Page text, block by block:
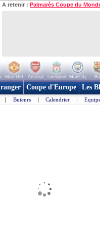
A retenir : Palmarès Coupe du
Man Utd Arsenal Liverpool ManCity
Coupe d'Europe Les
| Buteurs | Calendrier |